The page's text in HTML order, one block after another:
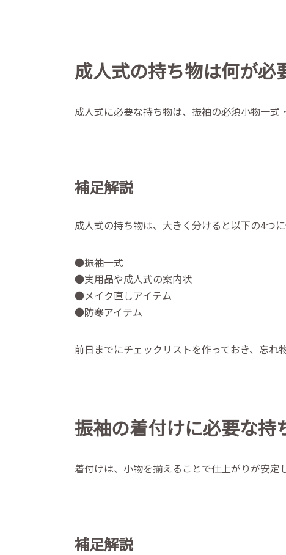
成人式の持ち物は何が必
成人式に必要な持ち物は、振袖の必須小物一式
補足解説
成人式の持ち物は、大きく分けると以下の4つに
●振袖一式
●実用品や成人式の案内状
●メイク直しアイテム
●防寒アイテム
前日までにチェックリストを作っておき、忘れ
振袖の着付けに必要な持
着付けは、小物を揃えることで仕上がりが安定
補足解説